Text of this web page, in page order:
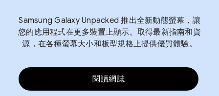
Samsung Galaxy Unpacked 推出全新動態螢幕，讓
您的應用程式在更多裝置上顯示。取得最新指南和資
源，在各種螢幕大小和板型規格上提供優質體驗。
閱讀網誌